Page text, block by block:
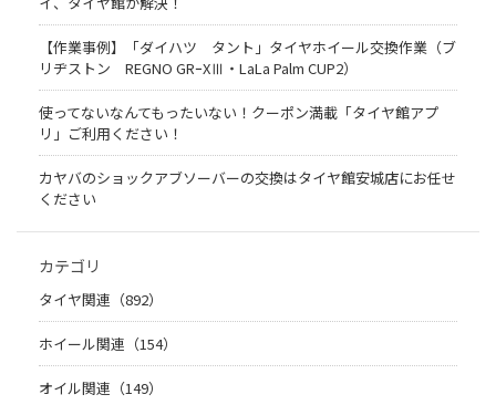
【作業事例】「ダイハツ タント」タイヤホイール交換作業（ブ
リヂストン REGNO GRｰXⅢ・LaLa Palm CUP2）
使ってないなんてもったいない！クーポン満載「タイヤ館アプ
リ」ご利用ください！
カヤバのショックアブソーバーの交換はタイヤ館安城店にお任せ
ください
カテゴリ
タイヤ関連（892）
ホイール関連（154）
オイル関連（149）